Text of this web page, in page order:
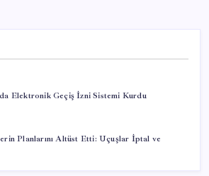
Elektronik Geçiş İzni Sistemi Kurdu
Planlarını Altüst Etti: Uçuşlar İptal ve